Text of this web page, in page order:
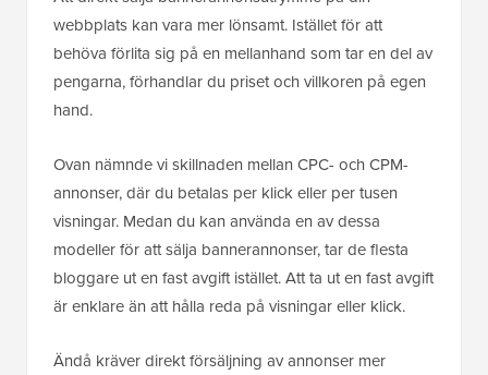
webbplats kan vara mer lönsamt. Istället för att
behöva förlita sig på en mellanhand som tar en del av
pengarna, förhandlar du priset och villkoren på egen
hand.
Ovan nämnde vi skillnaden mellan CPC- och CPM-
annonser, där du betalas per klick eller per tusen
visningar. Medan du kan använda en av dessa
modeller för att sälja bannerannonser, tar de flesta
bloggare ut en fast avgift istället. Att ta ut en fast avgift
är enklare än att hålla reda på visningar eller klick.
Ändå kräver direkt försäljning av annonser mer